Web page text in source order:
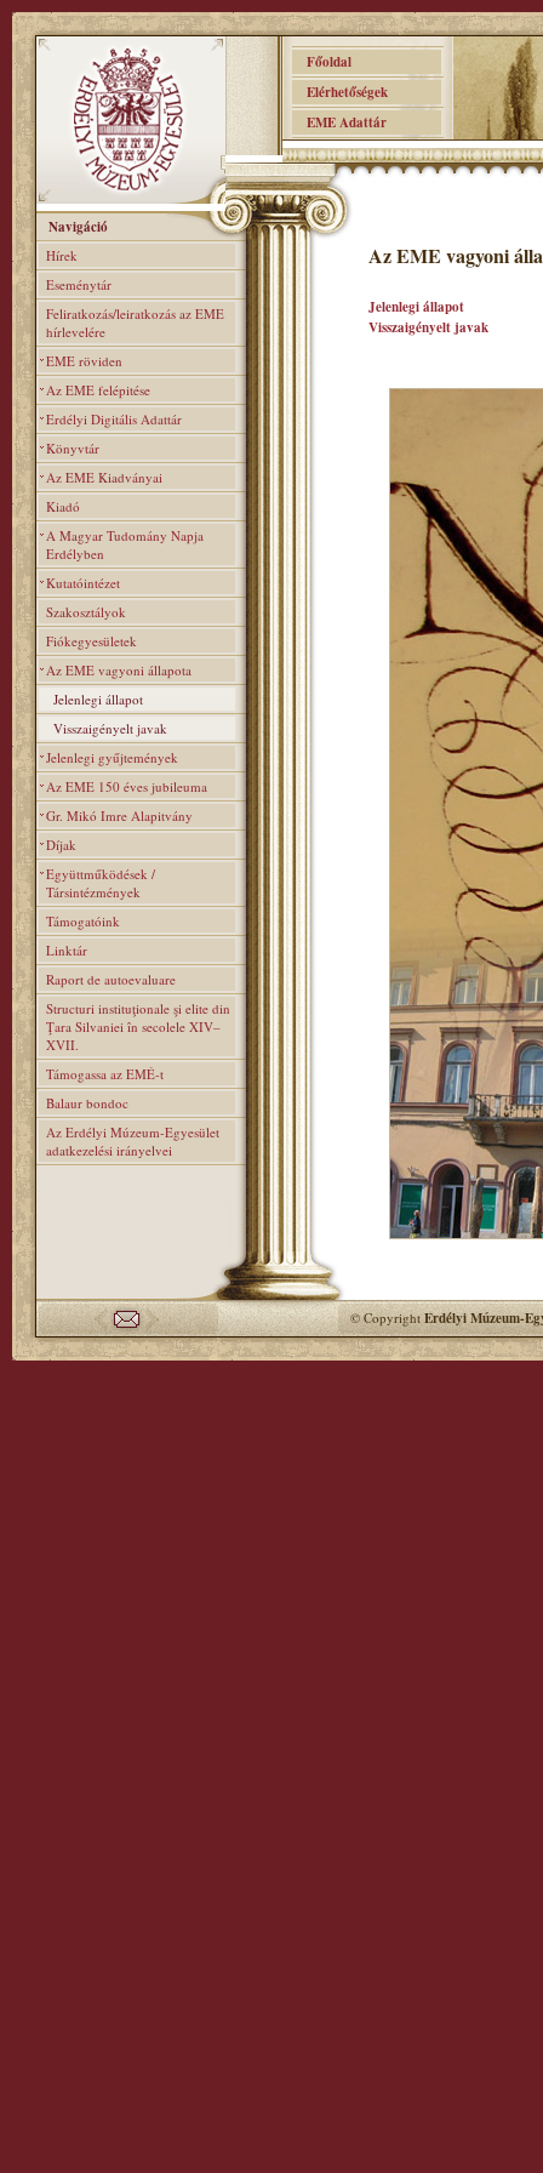
Főoldal
Elérhetőségek
EME Adattár
Navigáció
Hírek
Eseménytár
Feliratkozás/leiratkozás az EME
hírlevelére
EME röviden
Az EME felépitése
Erdélyi Digitális Adattár
Könyvtár
Az EME Kiadványai
Kiadó
A Magyar Tudomány Napja
Erdélyben
Kutatóintézet
Szakosztályok
Fiókegyesületek
Az EME vagyoni állapota
Jelenlegi állapot
Visszaigényelt javak
Jelenlegi gyűjtemények
Az EME 150 éves jubileuma
Gr. Mikó Imre Alapitvány
Díjak
Együttműködések /
Társintézmények
Támogatóink
Linktár
Raport de autoevaluare
Structuri instituţionale şi elite din
Ţara Silvaniei în secolele XIV–
XVII.
Támogassa az EMÉ-t
Balaur bondoc
Az Erdélyi Múzeum-Egyesület
adatkezelési irányelvei
Az EME vagyoni
Jelenlegi állapot
Visszaigényelt javak
© CopyrightErdélyi Múzeum-